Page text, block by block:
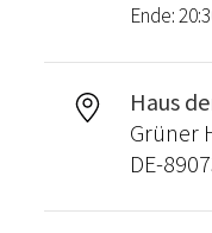
Ende:
Haus
Grüner
DE-